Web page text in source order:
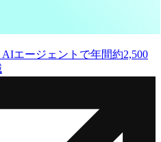
エージェントで年間約2,500